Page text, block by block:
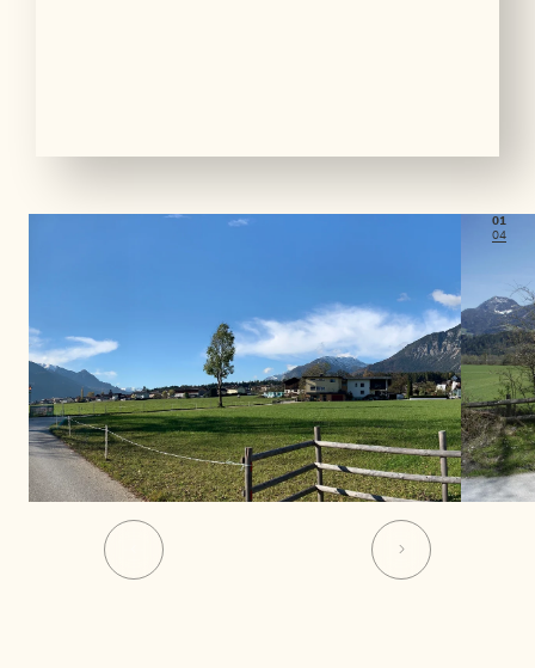
01
04